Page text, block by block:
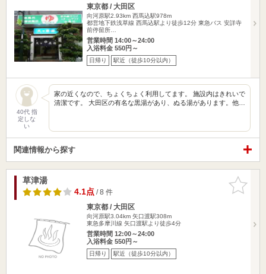
東京都 / 大田区
向河原駅2.93km 西馬込駅978m
都営地下鉄浅草線 西馬込駅より徒歩12分 東急バス 安詳寺
前停留所…
営業時間 14:00～24:00
入浴料金 550円～
日帰り 駅近（徒歩10分以内）
40代 指
定しな
い
家の近くなので、ちょくちょく利用してます。 施設内はきれいで
清潔です。 大田区の有名な黒湯があり、ぬる湯があります。他…
関連情報から探す
お気に入
りに追加
草津湯
4.1点/ 8 件
東京都 / 大田区
向河原駅3.04km 矢口渡駅308m
東急多摩川線 矢口渡駅より徒歩4分
営業時間 12:00～24:00
入浴料金 550円～
日帰り 駅近（徒歩10分以内）